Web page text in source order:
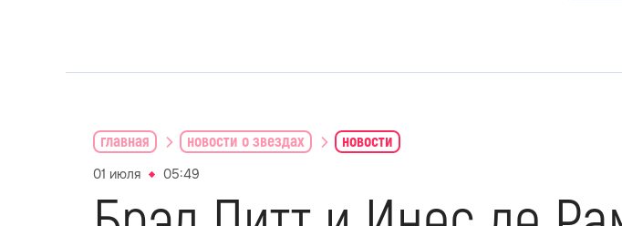
главная новости о звездах новости
01 июля 05:49